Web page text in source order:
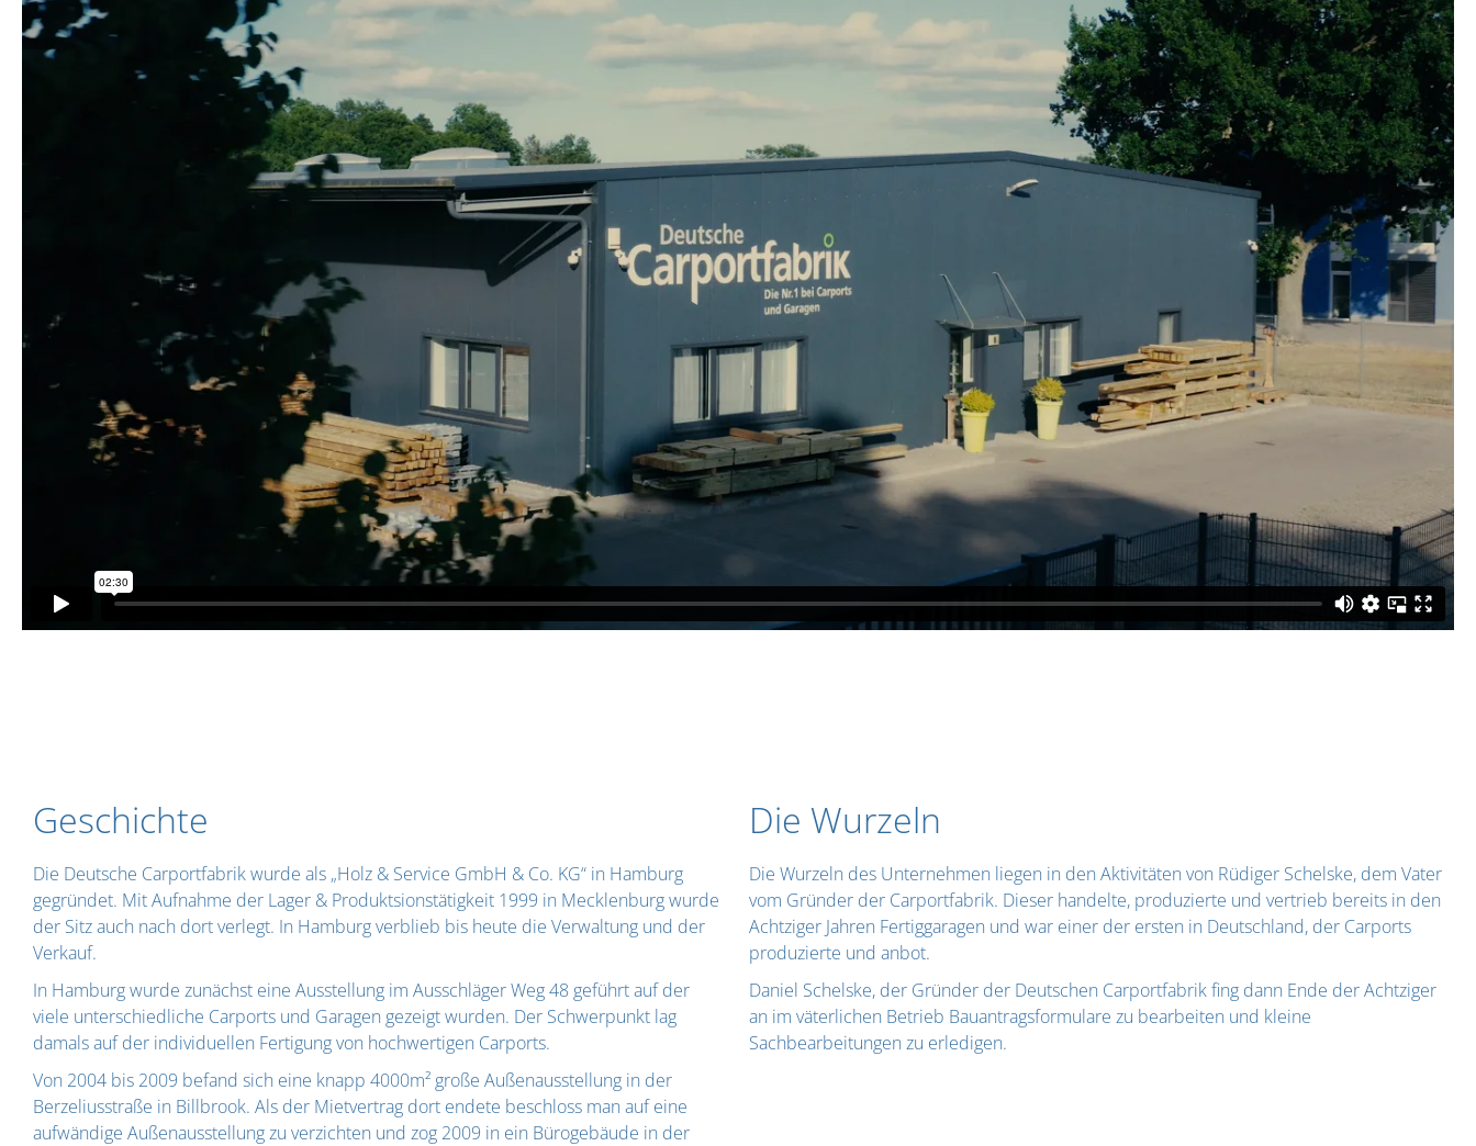
Geschichte
Die Deutsche Carportfabrik wurde als „Holz & Service GmbH & Co. KG“ in Hamburg
gegründet. Mit Aufnahme der Lager & Produktsionstätigkeit 1999 in Mecklenburg wurde
der Sitz auch nach dort verlegt. In Hamburg verblieb bis heute die Verwaltung und der
Verkauf.
In Hamburg wurde zunächst eine Ausstellung im Ausschläger Weg 48 geführt auf der
viele unterschiedliche Carports und Garagen gezeigt wurden. Der Schwerpunkt lag
damals auf der individuellen Fertigung von hochwertigen Carports.
Von 2004 bis 2009 befand sich eine knapp 4000m² große Außenausstellung in der
Berzeliusstraße in Billbrook. Als der Mietvertrag dort endete beschloss man auf eine
aufwändige Außenausstellung zu verzichten und zog 2009 in ein Bürogebäude in der
Die Wurzeln
Die Wurzeln des Unternehmen liegen in den Aktivitäten von Rüdiger Schelske, dem Vater
vom Gründer der Carportfabrik. Dieser handelte, produzierte und vertrieb bereits in den
Achtziger Jahren Fertiggaragen und war einer der ersten in Deutschland, der Carports
produzierte und anbot.
Daniel Schelske, der Gründer der Deutschen Carportfabrik fing dann Ende der Achtziger
an im väterlichen Betrieb Bauantragsformulare zu bearbeiten und kleine
Sachbearbeitungen zu erledigen.